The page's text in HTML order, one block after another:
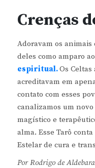
Crenças
Adoravam os
deles como amparo
espiritual.Os Celtas
acreditavam em
contato com esses
canalizamos um
magístico e
alma. Esse Tarô
Estelar de cura e
Por Rodrigo de